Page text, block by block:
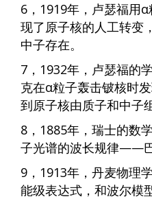
6，1919年，卢瑟福用
现了原子核的人工转变
中子存在。
7，1932年，卢瑟福的
克在α粒子轰击铍核时
到原子核由质子和中子
8，1885年，瑞士的数
子光谱的波长规律——巴
9，1913年，丹麦物理
能级表达式，和波尔模